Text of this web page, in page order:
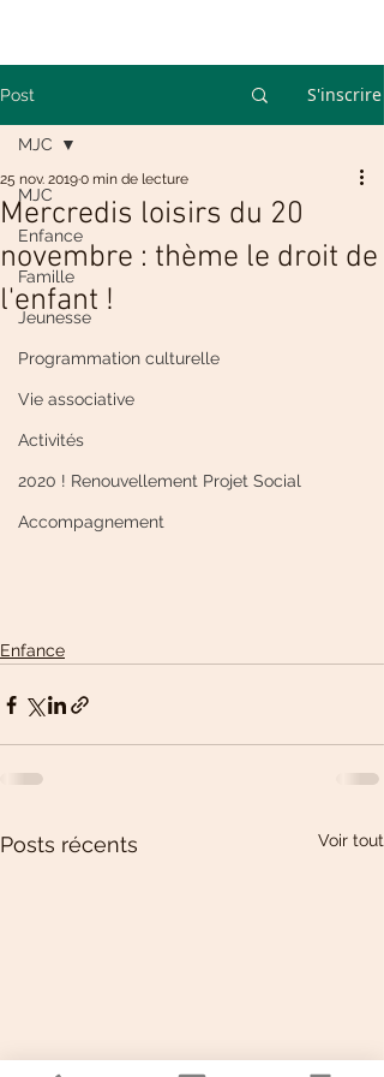
Post S'inscrire
MJC
Enfance
Famille
Jeunesse
Programmation culturelle
Vie associative
Activités
2020 ! Renouvellement Projet Social
Accompagnement
MJC
Mercredis loisirs du 20
novembre : thème le droit de
l'enfant !
25 nov. 20190 min de lecture
Enfance
Posts récents Voir tout